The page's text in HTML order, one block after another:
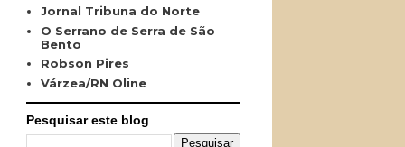
Jornal Tribuna do Norte
O Serrano de Serra de São
Bento
Robson Pires
Várzea/RN Oline
Pesquisar este blog